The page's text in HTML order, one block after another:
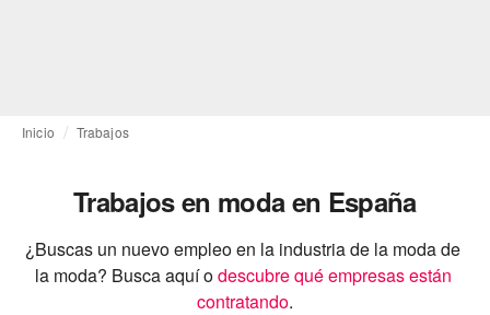
Inicio Trabajos
Trabajos en moda en España
¿Buscas un nuevo empleo en la industria de la moda de
la moda? Busca aquí odescubre qué empresas están
contratando.